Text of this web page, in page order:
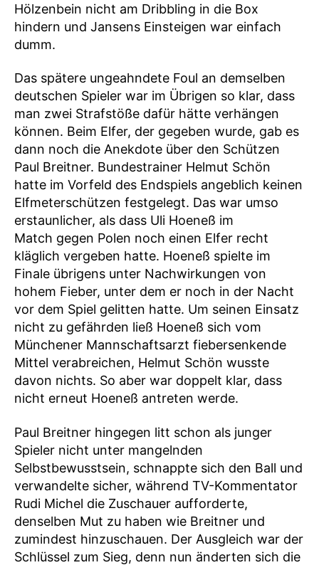
Hölzenbein nicht am Dribbling in die Box
hindern und Jansens Einsteigen war einfach
dumm.
Das spätere ungeahndete Foul an demselben
deutschen Spieler war im Übrigen so klar, dass
man zwei Strafstöße dafür hätte verhängen
können. Beim Elfer, der gegeben wurde, gab es
dann noch die Anekdote über den Schützen
Paul Breitner. Bundestrainer Helmut Schön
hatte im Vorfeld des Endspiels angeblich keinen
Elfmeterschützen festgelegt. Das war umso
erstaunlicher, als dass Uli Hoeneß im
Match gegen Polen noch einen Elfer recht
kläglich vergeben hatte. Hoeneß spielte im
Finale übrigens unter Nachwirkungen von
hohem Fieber, unter dem er noch in der Nacht
vor dem Spiel gelitten hatte. Um seinen Einsatz
nicht zu gefährden ließ Hoeneß sich vom
Münchener Mannschaftsarzt fiebersenkende
Mittel verabreichen, Helmut Schön wusste
davon nichts. So aber war doppelt klar, dass
nicht erneut Hoeneß antreten werde.
Paul Breitner hingegen litt schon als junger
Spieler nicht unter mangelnden
Selbstbewusstsein, schnappte sich den Ball und
verwandelte sicher, während TV-Kommentator
Rudi Michel die Zuschauer aufforderte,
denselben Mut zu haben wie Breitner und
zumindest hinzuschauen. Der Ausgleich war der
Schlüssel zum Sieg, denn nun änderten sich die